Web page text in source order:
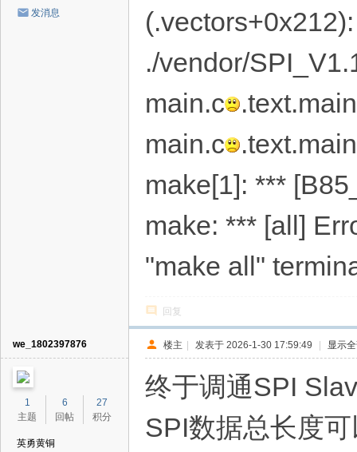
发消息
./vendor/
main.c
main.c
make[1]: ***
make: *** [all]
"make all"
回复
we_1802397876
1
主题
6
回帖
27
积分
英勇黄铜
楼主 | 发表于 2026-1-30 17:59:49 | 显示
终于调通SPI
SPI数据总长度